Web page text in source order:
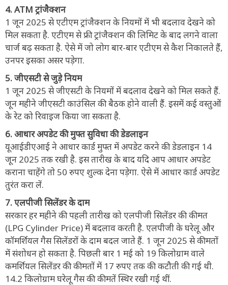
4. ATM ट्रांजैक्शन
1 जून 2025 से एटीएम ट्रांजैक्शन के नियमों में भी बदलाव देखने को
मिल सकता है. एटीएम से फ्री ट्रांजैक्शन की लिमिट के बाद लगने वाला
चार्ज बढ़ सकता है. ऐसे में जो लोग बार-बार एटीएम से कैश निकालते हैं,
उनपर इसका असर पड़ेगा.
5. जीएसटी से जुड़े नियम
1 जून 2025 से जीएसटी के नियमों में बदलाव देखने को मिल सकते हैं.
जून महीने जीएसटी काउंसिल की बैठक होने वाली हैं. इसमें कई वस्तुओं
के रेट को रिवाइज किया जा सकता है.
6. आधार अपडेट की मुफ्त सुविधा की डेडलाइन
यूआईडीएआई ने आधार कार्ड मुफ्त में अपडेट करने की डेडलाइन 14
जून 2025 तक रखी है. इस तारीख के बाद यदि आप आधार अपडेट
कराना चाहेंगे तो 50 रुपए शुल्क देना पड़ेगा. ऐसे में आधार कार्ड अपडेट
तुरंत करा लें.
7. एलपीजी सिलेंडर के दाम
सरकार हर महीने की पहली तारीख को एलपीजी सिलेंडर की कीमत
(LPG Cylinder Price) में बदलाव करती है. एलपीजी के घरेलू और
कॉमर्शियल गैस सिलेंडरों के दाम बदल जाते हैं. 1 जून 2025 से कीमतों
में संशोधन हो सकता है. पिछली बार 1 मई को 19 किलोग्राम वाले
कमर्शियल सिलेंडर की कीमतों में 17 रुपए तक की कटौती की गई थी.
14.2 किलोग्राम घरेलू गैस की कीमतें स्थिर रखी गई थीं.